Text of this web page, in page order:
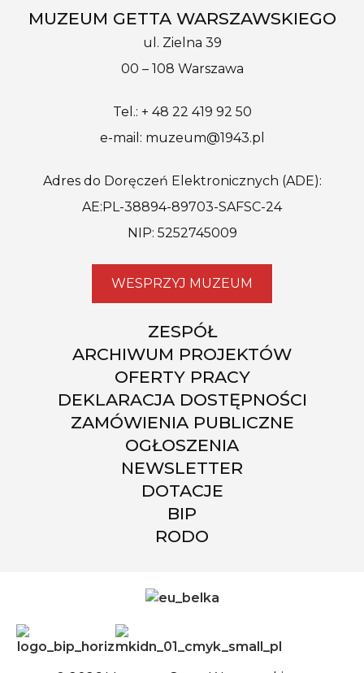
MUZEUM GETTA WARSZAWSKIEGO
ul. Zielna 39
00 – 108 Warszawa
Tel.: + 48 22 419 92 50
e-mail: muzeum@1943.pl
Adres do Doręczeń Elektronicznych (ADE):
AE:PL-38894-89703-SAFSC-24
NIP: 5252745009
WESPRZYJ MUZEUM
ZESPÓŁ
ARCHIWUM PROJEKTÓW
OFERTY PRACY
DEKLARACJA DOSTĘPNOŚCI
ZAMÓWIENIA PUBLICZNE
OGŁOSZENIA
NEWSLETTER
DOTACJE
BIP
RODO